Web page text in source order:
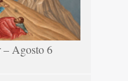
– Agosto 6